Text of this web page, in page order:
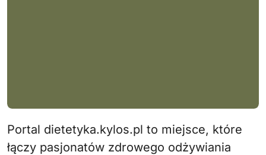
Portal dietetyka.kylos.pl to miejsce, które
łączy pasjonatów zdrowego odżywiania